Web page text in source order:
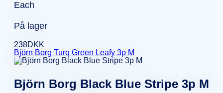
Each
På lager
238DKK
Björn Borg Turq Green Leafy 3p M
Björn Borg Black Blue Stripe 3p M